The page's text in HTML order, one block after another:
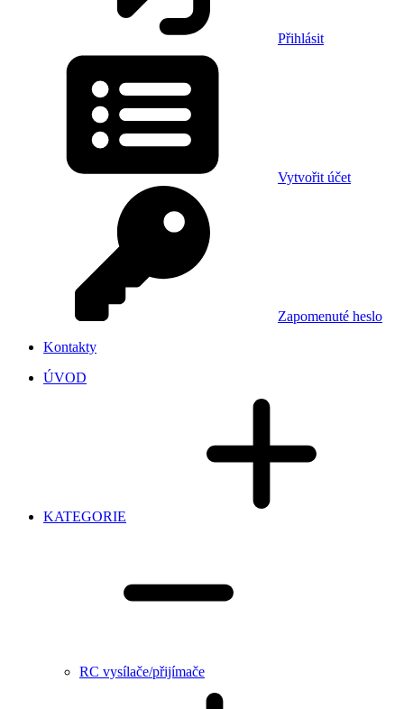
Přihlásit
Vytvořit účet
Zapomenuté heslo
Kontakty
ÚVOD
KATEGORIE
RC vysílače/přijímače